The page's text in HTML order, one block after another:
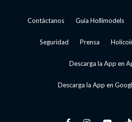
Contáctanos Guía Hollimodels
Seguridad Prensa
Descarga la App en
Descarga la App en